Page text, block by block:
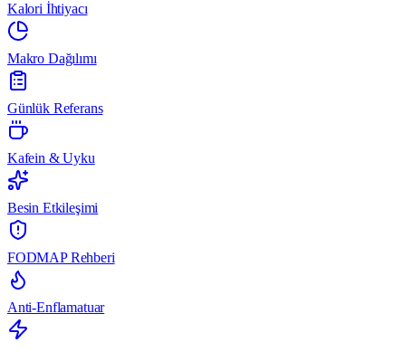
Kalori İhtiyacı
Makro Dağılımı
Günlük Referans
Kafein & Uyku
Besin Etkileşimi
FODMAP Rehberi
Anti-Enflamatuar